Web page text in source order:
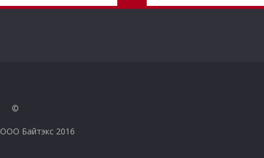
©
ООО Байтэкс 2016